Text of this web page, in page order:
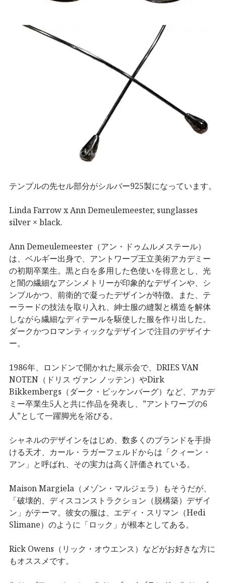
テンプルの先セル部分がシルバー925製になっています。
Linda Farrow x Ann Demeulemeester, sunglasses
silver × black.
Ann Demeulemeester（アン・ドゥムルメステール）
は、ベルギー出身で、アントワープ王立美術アカデミー
の初期卒業生。黒と白を多用した色使いを得意とし、光
と闇の繊細なアシンメトリーが印象的なデザインや、シ
ンプルかつ、前衛的で凝ったデザインが特徴。また、テ
ーラードの技法を取り入れ、紳士服の縫製と構造を解体
しながら繊細なディテールを駆使した服を作り出した。
ダークかつロマンティックなデザインで注目のデザイナ
ー。
1986年、ロンドンで開かれた展示会で、DRIES VAN
NOTEN（ドリス ヴァン ノッテン）やDirk
Bikkembergs（ダーク・ビッケンバーグ）など、アカデ
ミー卒業生5人と共に作品を発表し、”アントワープの6
人”として一躍脚光を浴びる。
シャネルのデザインをはじめ、数多くのブランドを手掛
ける天才、カール・ラガーフェルドからは「クィーン・
アン」と呼ばれ、その実力は高く評価されている。
Maison Margiela（メゾン・マルジェラ）もそうだが、
「破壊的、ディスコンストラクション（脱構築）デザイ
ン」がテーマ。彼女の服は、エディ・スリマン（Hedi
Slimane）のように「ロック」が根本としてある。
Rick Owens（リック・オウエンス）などがお好きな方に
もオススメです。